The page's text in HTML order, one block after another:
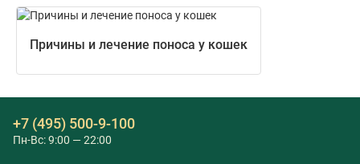
Причины и лечение поноса у кошек
+7 (495) 500-9-100
Пн-Вс: 9:00 — 22:00